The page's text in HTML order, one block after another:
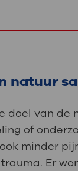
natuur
doel van de
of
minder
Er